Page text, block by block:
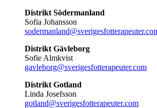
Distrikt Södermanland
Sofia Johansson
Distrikt Gävleborg
Sofie Almkvist
gavleborg@sverigesfotterapeuter.com
Distrikt Gotland
Linda Josefsson
gotland@sverigesfotterapeuter.com